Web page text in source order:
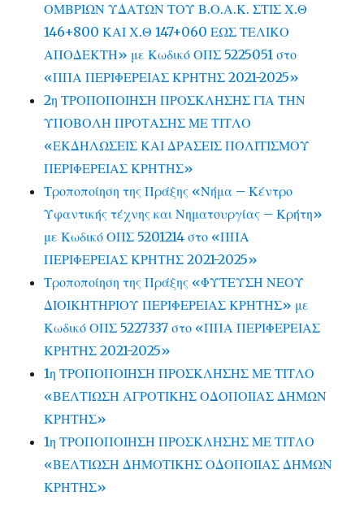
ΟΜΒΡΙΩΝ ΥΔΑΤΩΝ ΤΟΥ Β.Ο.Α.Κ. ΣΤΙΣ Χ.Θ
146+800 ΚΑΙ Χ.Θ 147+060 ΕΩΣ ΤΕΛΙΚΟ
ΑΠΟΔΕΚΤΗ» με Κωδικό ΟΠΣ 5225051 στο
«ΠΠΑ ΠΕΡΙΦΕΡΕΙΑΣ ΚΡΗΤΗΣ 2021-2025»
2η ΤΡΟΠΟΠΟΙΗΣΗ ΠΡΟΣΚΛΗΣΗΣ ΓΙΑ ΤΗΝ
ΥΠΟΒΟΛΗ ΠΡΟΤΑΣΗΣ ΜΕ ΤΙΤΛΟ
«ΕΚΔΗΛΩΣΕΙΣ ΚΑΙ ΔΡΑΣΕΙΣ ΠΟΛΙΤΙΣΜΟΥ
ΠΕΡΙΦΕΡΕΙΑΣ ΚΡΗΤΗΣ»
Τροποποίηση της Πράξης «Νήμα – Κέντρο
Υφαντικής τέχνης και Νηματουργίας – Κρήτη»
με Κωδικό ΟΠΣ 5201214 στο «ΠΠΑ
ΠΕΡΙΦΕΡΕΙΑΣ ΚΡΗΤΗΣ 2021-2025»
Τροποποίηση της Πράξης «ΦΥΤΕΥΣΗ ΝΕΟΥ
ΔΙΟΙΚΗΤΗΡΙΟΥ ΠΕΡΙΦΕΡΕΙΑΣ ΚΡΗΤΗΣ» με
Κωδικό ΟΠΣ 5227337 στο «ΠΠΑ ΠΕΡΙΦΕΡΕΙΑΣ
ΚΡΗΤΗΣ 2021-2025»
1η ΤΡΟΠΟΠΟΙΗΣΗ ΠΡΟΣΚΛΗΣΗΣ ΜΕ ΤΙΤΛΟ
«ΒΕΛΤΙΩΣΗ ΑΓΡΟΤΙΚΗΣ ΟΔΟΠΟΙΙΑΣ ΔΗΜΩΝ
ΚΡΗΤΗΣ»
1η ΤΡΟΠΟΠΟΙΗΣΗ ΠΡΟΣΚΛΗΣΗΣ ΜΕ ΤΙΤΛΟ
«ΒΕΛΤΙΩΣΗ ΔΗΜΟΤΙΚΗΣ ΟΔΟΠΟΙΙΑΣ ΔΗΜΩΝ
ΚΡΗΤΗΣ»